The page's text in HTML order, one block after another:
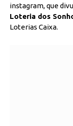
instagram, que
Loteria dos
Loterias Caixa.